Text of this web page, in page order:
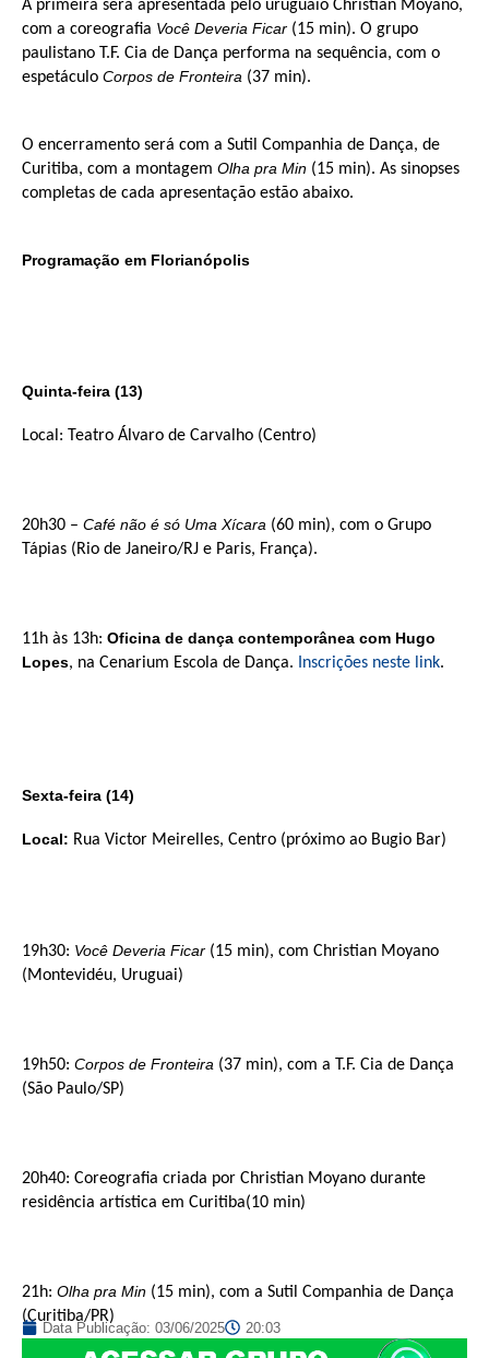
A primeira será apresentada pelo uruguaio Christian Moyano,
com a coreografia Você Deveria Ficar (15 min). O grupo
paulistano T.F. Cia de Dança performa na sequência, com o
espetáculo Corpos de Fronteira (37 min).
O encerramento será com a Sutil Companhia de Dança, de
Curitiba, com a montagem Olha pra Min (15 min). As sinopses
completas de cada apresentação estão abaixo.
Programação em Florianópolis
Quinta-feira (13)
Local: Teatro Álvaro de Carvalho (Centro)
20h30 – Café não é só Uma Xícara (60 min), com o Grupo
Tápias (Rio de Janeiro/RJ e Paris, França).
11h às 13h: Oficina de dança contemporânea com Hugo
Lopes, na Cenarium Escola de Dança. Inscrições neste link.
Sexta-feira (14)
Local: Rua Victor Meirelles, Centro (próximo ao Bugio Bar)
19h30: Você Deveria Ficar (15 min), com Christian Moyano
(Montevidéu, Uruguai)
19h50: Corpos de Fronteira (37 min), com a T.F. Cia de Dança
(São Paulo/SP)
20h40: Coreografia criada por Christian Moyano durante
residência artística em Curitiba(10 min)
21h: Olha pra Min (15 min), com a Sutil Companhia de Dança
(Curitiba/PR)
Data Publicação: 03/06/2025 20:03